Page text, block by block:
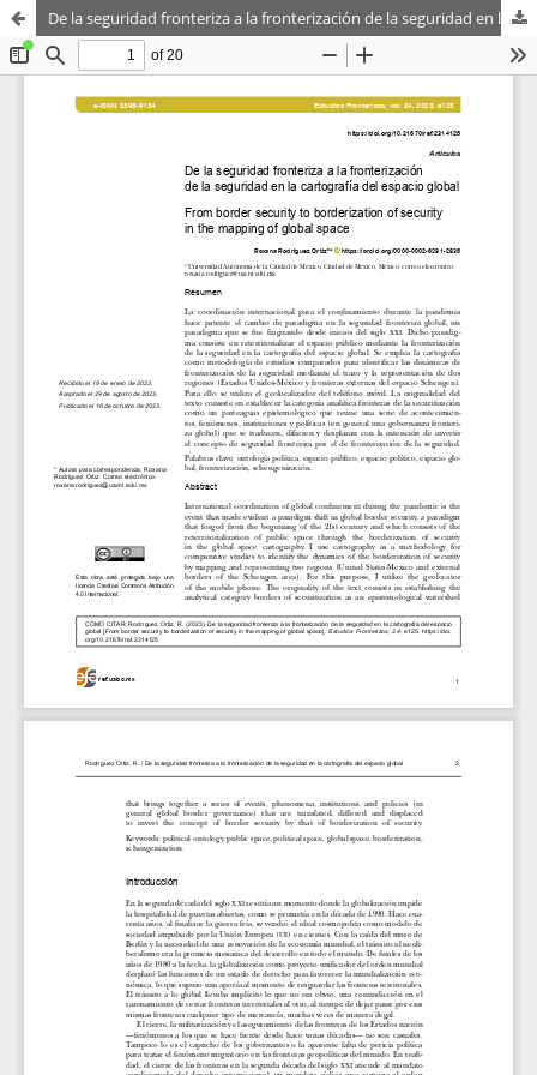
De la seguridad fronteriza a la fronterización de la seguridad en la cartografía del espacio global